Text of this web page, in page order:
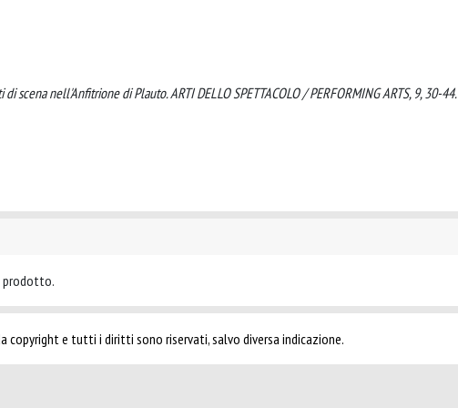
scena nell'Anfitrione di Plauto. ARTI DELLO SPETTACOLO / PERFORMING ARTS, 9, 30-44.
prodotto.
copyright e tutti i diritti sono riservati, salvo diversa indicazione.